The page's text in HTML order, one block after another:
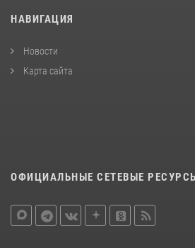
НАВИГАЦИЯ
Новости
Карта сайта
ОФИЦИАЛЬНЫЕ СЕТЕВЫЕ